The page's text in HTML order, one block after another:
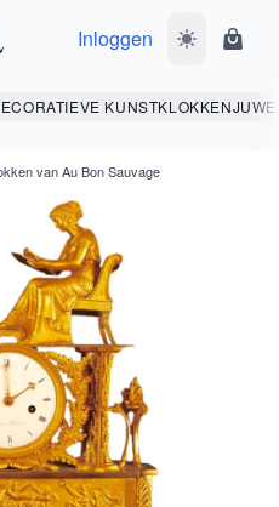
Inloggen Wissel
KUNSTKLOKKEN
van Au Bon Sauvage